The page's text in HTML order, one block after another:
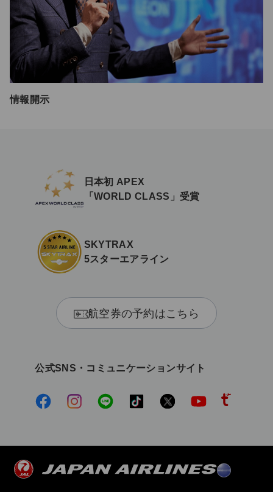
情報開示
日本初 APEX
「WORLD CLASS」受賞
SKYTRAX
5スターエアライン
航空券の予約はこちら
公式SNS・コミュニケーションサイト